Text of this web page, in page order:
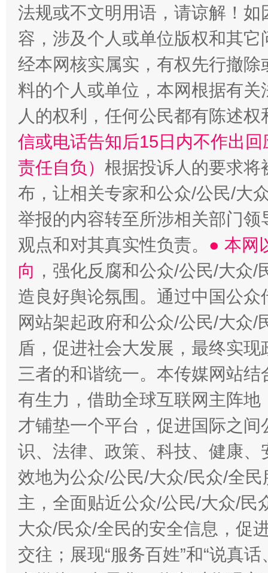
“蜀中异人”王建安的艺术幻境
法规或不文明用语，请谅解！
容，涉及个人或单位版权和其它
经本网核实属实，有权先行撤
料的个人或单位，本网根据有
人的权利，任何公民都有陈述
信或电话告知后15日内不作出
责任自负） 根据投诉人的要求将
布，让相关专家和公众/公民/大
举报的内容转至所涉相关部门
观点和对其真实性负责。 ● 本网
向 ，强化反腐和公众/公民/大众
造良好舆论氛围。通过中国公
网站架起政府和公众/公民/大众
盾，促进社会大发展，最终实
三者的和谐统一。本传媒网站
有生力，借助全球互联网主阵
才铺垫一个平台，促进国际之
识、法律、政策、科技、健康
效地为公众/公民/大众/民众/全
主，全面贴近公众/公民/大众/民
大众/民众/全民的安全信息，促
交往；展现“服务百姓”和“说真